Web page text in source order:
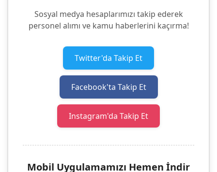
Sosyal medya hesaplarımızı takip ederek
personel alımı ve kamu haberlerini kaçırma!
Twitter'da Takip Et
Facebook'ta Takip Et
Instagram'da Takip Et
Mobil Uygulamamızı Hemen İndir